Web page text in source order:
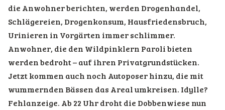
die Anwohner berichten, werden Drogenhandel,
Schlägereien, Drogenkonsum, Hausfriedensbruch,
Urinieren in Vorgärten immer schlimmer.
Anwohner, die den Wildpinklern Paroli bieten
werden bedroht – auf ihren Privatgrundstücken.
Jetzt kommen auch noch Autoposer hinzu, die mit
wummernden Bässen das Areal umkreisen. Idylle?
Fehlanzeige. Ab 22 Uhr droht die Dobbenwiese nun